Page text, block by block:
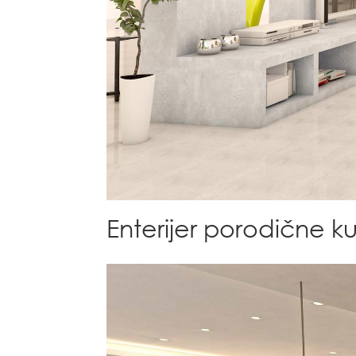
Enterijer porodične